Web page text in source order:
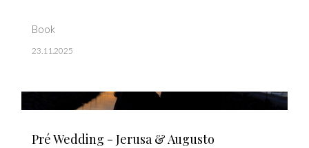
Book
23.11.2025
Pré Wedding - Jerusa & Augusto